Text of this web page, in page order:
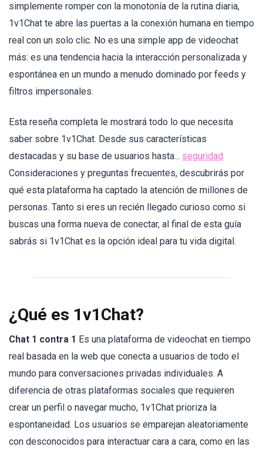
simplemente romper con la monotonía de la rutina diaria,
1v1Chat te abre las puertas a la conexión humana en tiempo
real con un solo clic. No es una simple app de videochat
más: es una tendencia hacia la interacción personalizada y
espontánea en un mundo a menudo dominado por feeds y
filtros impersonales.
Esta reseña completa le mostrará todo lo que necesita
saber sobre 1v1Chat. Desde sus características
destacadas y su base de usuarios hasta... seguridad
Consideraciones y preguntas frecuentes, descubrirás por
qué esta plataforma ha captado la atención de millones de
personas. Tanto si eres un recién llegado curioso como si
buscas una forma nueva de conectar, al final de esta guía
sabrás si 1v1Chat es la opción ideal para tu vida digital.
¿Qué es 1v1Chat?
Chat 1 contra 1 Es una plataforma de videochat en tiempo
real basada en la web que conecta a usuarios de todo el
mundo para conversaciones privadas individuales. A
diferencia de otras plataformas sociales que requieren
crear un perfil o navegar mucho, 1v1Chat prioriza la
espontaneidad. Los usuarios se emparejan aleatoriamente
con desconocidos para interactuar cara a cara, como en las